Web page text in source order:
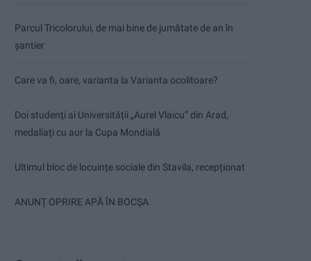
Parcul Tricolorului, de mai bine de jumătate de an în
șantier
Care va fi, oare, varianta la Varianta ocolitoare?
Doi studenți ai Universității „Aurel Vlaicu” din Arad,
medaliați cu aur la Cupa Mondială
Ultimul bloc de locuințe sociale din Stavila, recepționat
ANUNŢ OPRIRE APĂ ÎN BOCȘA